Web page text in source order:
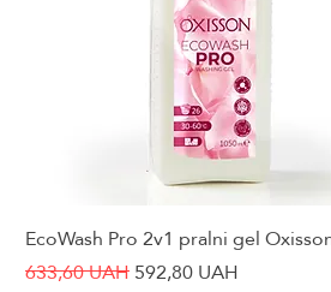
Hiter ogled
EcoWash Pro 2v1 pralni gel
Redna cena
633,60 UAHCena na razprodaji
592,80 UAH